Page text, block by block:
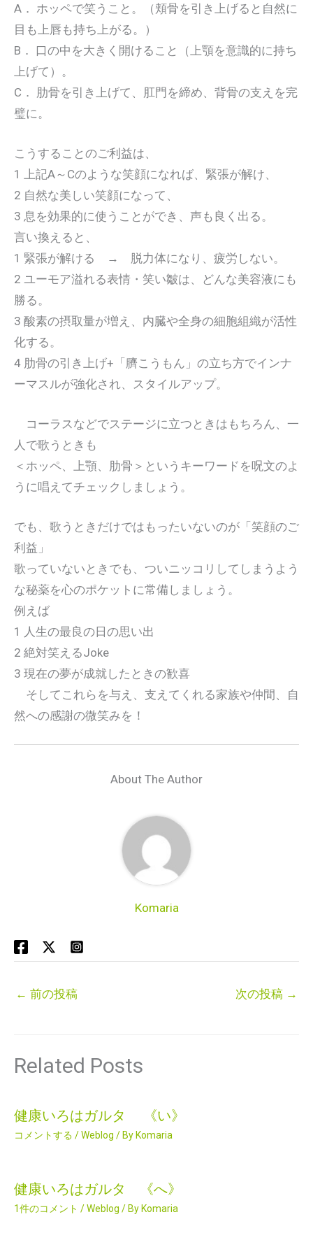
A． ホッペで笑うこと。（頬骨を引き上げると自然に
目も上唇も持ち上がる。）
B． 口の中を大きく開けること（上顎を意識的に持ち
上げて）。
C． 肋骨を引き上げて、肛門を締め、背骨の支えを完
璧に。
こうすることのご利益は、
1 上記A～Cのような笑顔になれば、緊張が解け、
2 自然な美しい笑顔になって、
3 息を効果的に使うことができ、声も良く出る。
言い換えると、
1 緊張が解ける → 脱力体になり、疲労しない。
2 ユーモア溢れる表情・笑い皺は、どんな美容液にも
勝る。
3 酸素の摂取量が増え、内臓や全身の細胞組織が活性
化する。
4 肋骨の引き上げ+「臍こうもん」の立ち方でインナ
ーマスルが強化され、スタイルアップ。
コーラスなどでステージに立つときはもちろん、一
人で歌うときも
＜ホッペ、上顎、肋骨＞というキーワードを呪文のよ
うに唱えてチェックしましょう。
でも、歌うときだけではもったいないのが「笑顔のご
利益」
歌っていないときでも、ついニッコリしてしまうよう
な秘薬を心のポケットに常備しましょう。
例えば
1 人生の最良の日の思い出
2 絶対笑えるJoke
3 現在の夢が成就したときの歓喜
そしてこれらを与え、支えてくれる家族や仲間、自
然への感謝の微笑みを！
About The Author
Komaria
← 前の投稿 次の投稿 →
Related Posts
健康いろはガルタ 《い》
コメントする /Weblog / By Komaria
健康いろはガルタ 《へ》
1件のコメント /Weblog / By Komaria